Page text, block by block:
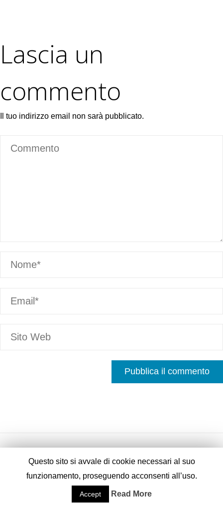
Lascia un
commento
Il tuo indirizzo email non sarà pubblicato.
Fornito daFluida
Questo sito si avvale di cookie necessari al suo
funzionamento, proseguendo acconsenti all’uso.
Accept Read More